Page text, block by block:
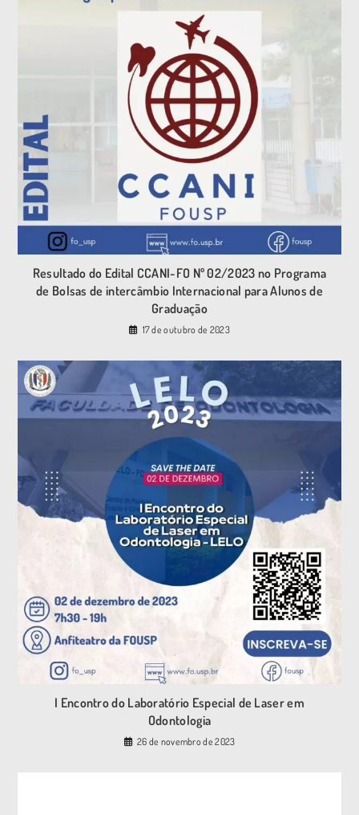
Resultado do Edital CCANI-FO Nº 02/2023 no Programa
de Bolsas de intercâmbio Internacional para Alunos de
Graduação
17 de outubro de 2023
I Encontro do Laboratório Especial de Laser em
Odontologia
26 de novembro de 2023